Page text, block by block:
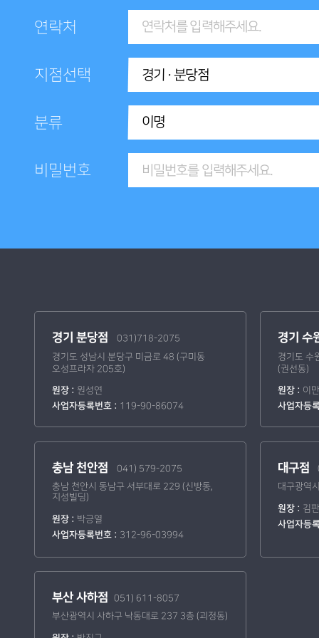
연락처
지점선택
분류
비밀번호
경기 분당점
031)718-2075
경기도 성남시 분당구 미금로 48 (구미동
오성프라자 205호)
원장 : 원성연
사업자등록번호 : 119-90-86074
경기 수
경기도 수
(권선동)
원장 : 이
사업자등
충남 천안점
041) 579-2075
충남 천안시 동남구 서부대로 229 (신방동,
지성빌딩)
원장 : 박긍열
사업자등록번호 : 312-96-03994
대구점
대구광역
원장 : 김
사업자등
부산 사하점
051) 611-8057
부산광역시 사하구 낙동대로 237 3층 (괴정동)